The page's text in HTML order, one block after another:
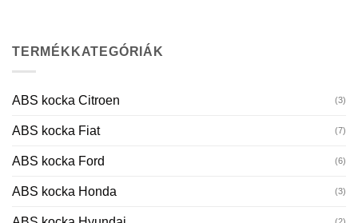
TERMÉKKATEGÓRIÁK
ABS kocka Citroen (3)
ABS kocka Fiat (7)
ABS kocka Ford (6)
ABS kocka Honda (3)